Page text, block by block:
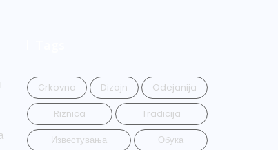
Crkovna Dizajn
Odejanija
Riznica
Tradicija
Известувања
Обука